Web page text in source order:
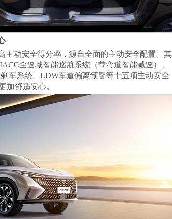
主动安全得分率，源自全面的主动安全配置。其
全速域智能巡航系统（带弯道智能减速）、
车系统、LDW车道偏离预警等十五项主动安全
加舒适安心。